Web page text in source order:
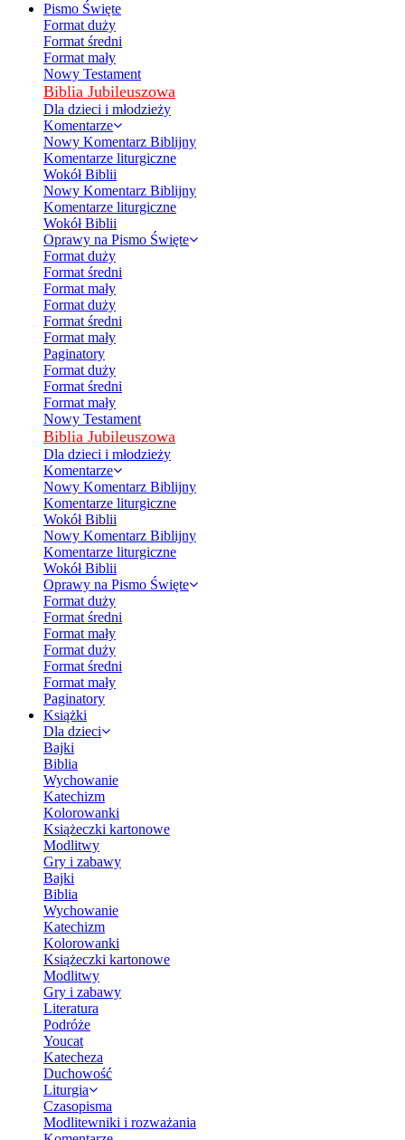
Pismo Święte
Format duży
Format średni
Format mały
Nowy Testament
Biblia Jubileuszowa
Dla dzieci i młodzieży
Komentarze
Nowy Komentarz Biblijny
Komentarze liturgiczne
Wokół Biblii
Nowy Komentarz Biblijny
Komentarze liturgiczne
Wokół Biblii
Oprawy na Pismo Święte
Format duży
Format średni
Format mały
Format duży
Format średni
Format mały
Paginatory
Format duży
Format średni
Format mały
Nowy Testament
Biblia Jubileuszowa
Dla dzieci i młodzieży
Komentarze
Nowy Komentarz Biblijny
Komentarze liturgiczne
Wokół Biblii
Nowy Komentarz Biblijny
Komentarze liturgiczne
Wokół Biblii
Oprawy na Pismo Święte
Format duży
Format średni
Format mały
Format duży
Format średni
Format mały
Paginatory
Książki
Dla dzieci
Bajki
Biblia
Wychowanie
Katechizm
Kolorowanki
Książeczki kartonowe
Modlitwy
Gry i zabawy
Bajki
Biblia
Wychowanie
Katechizm
Kolorowanki
Książeczki kartonowe
Modlitwy
Gry i zabawy
Literatura
Podróże
Youcat
Katecheza
Duchowość
Liturgia
Czasopisma
Modlitewniki i rozważania